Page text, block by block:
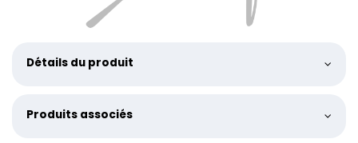
Détails du produit
Produits associés